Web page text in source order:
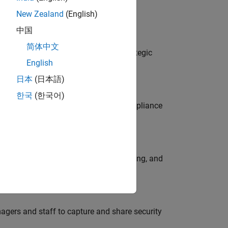
governance, and solutions; a strategic
our dynamic team and assess compliance
every day? Does coaching, mentoring, and
and staff to capture and share security
New Zealand (English)
中国
简体中文
English
日本 (日本語)
한국 (한국어)